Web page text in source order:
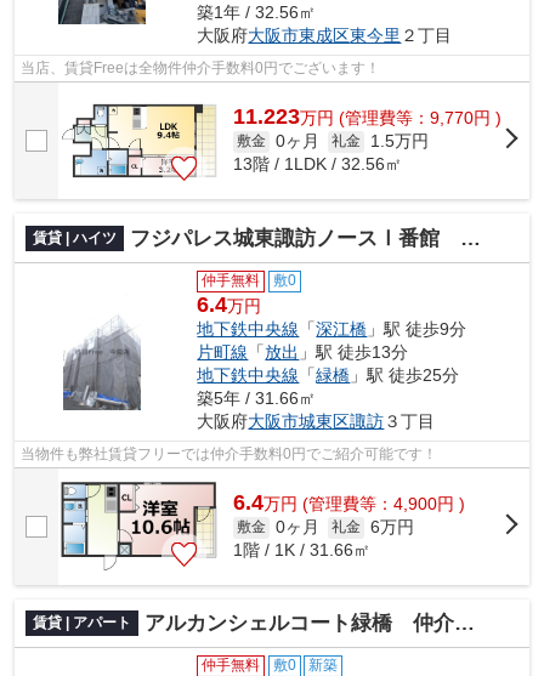
築1年 / 32.56㎡
大阪府大阪市東成区東今里 ２丁目
当店、賃貸Freeは全物件仲介手数料0円でございます！
11.223万円 (管理費等：9,770円 )
敷金 0ヶ月 礼金
1.5万円
13階 / 1LDK / 32.56㎡
賃貸 | ハイツ フジパレス城東諏訪ノースⅠ番館 仲介手数料無料
仲手無料 敷0
6.4万円
地下鉄中央線 「深江橋 」駅 徒歩9分
片町線 「放出 」駅 徒歩13分
地下鉄中央線 「緑橋 」駅 徒歩25分
築5年 / 31.66㎡
大阪府大阪市城東区諏訪３丁目
当物件も弊社賃貸フリーでは仲介手数料0円でご紹介可能です！
6.4万円 (管理費等：4,900円 )
敷金 0ヶ月 礼金 6万円
1階 / 1K / 31.66㎡
賃貸 | アパート アルカンシェルコート緑橋 仲介手数料無料
仲手無料 敷0 新築